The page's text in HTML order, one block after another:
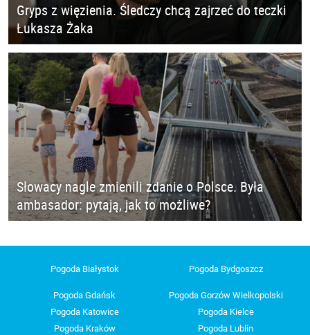
Gryps z więzienia. Śledczy chcą zajrzeć do teczki
Łukasza Żaka
Słowacy nagle zmienili zdanie o Polsce. Była
ambasador: pytają, jak to możliwe?
Pogoda Białystok Pogoda Bydgoszcz
Pogoda Gdańsk
Pogoda Gorzów Wielkopolski
Pogoda Katowice
Pogoda Kielce
Pogoda Kraków
Pogoda Lublin